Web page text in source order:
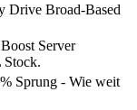
Drive Broad-Based
Server
Sprung - Wie weit